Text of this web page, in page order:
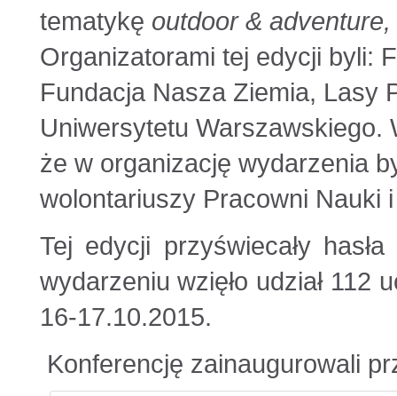
tematykę outdoor &
Organizatorami tej edycji byli:
Fundacja Nasza Ziemia, Lasy
Uniwersytetu Warszawskiego.
że w organizację wydarzenia
wolontariuszy Pracowni Nauki
Tej edycji przyświecały
wydarzeniu wzięło udział
16-17.10.2015.
Konferencję zainaugurowali